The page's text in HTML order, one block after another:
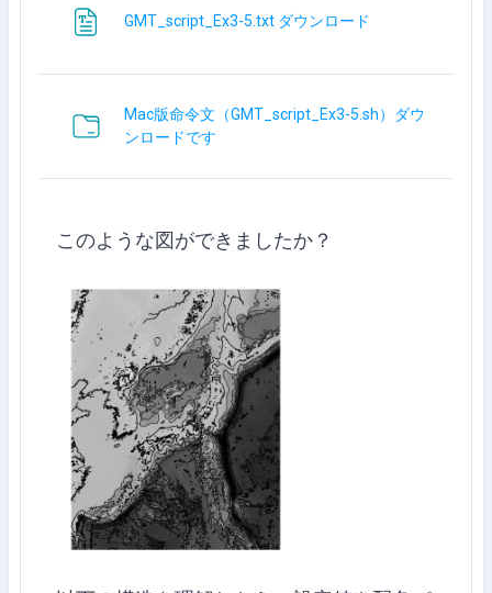
GMT_script_Ex3-5.txt ダウンロード
Mac版命令文（GMT_script_Ex3-5.sh）ダウ
ンロードです
このような図ができましたか？